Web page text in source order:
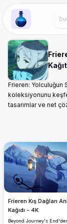
Wallpaper
Frieren: Yolculuğun
koleksiyonunu
tasarımlar ve net
Frieren Kış Dağları
Kağıdı - 4K
Beyond Journey's